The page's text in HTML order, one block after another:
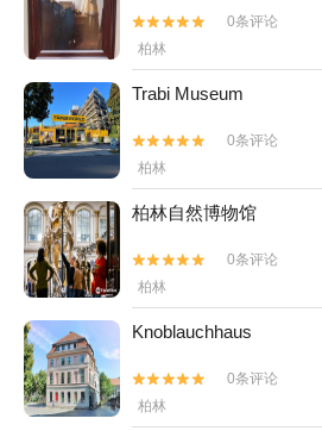


0条评论
柏林
Trabi Museum


0条评论
柏林
柏林自然博物馆


0条评论
柏林
Knoblauchhaus


0条评论
柏林